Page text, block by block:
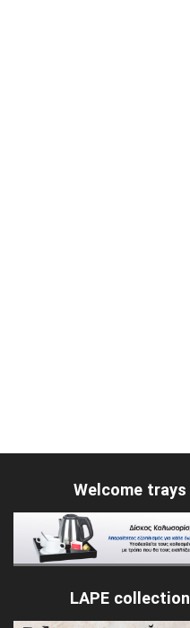
Welcome trays
LAPE collection